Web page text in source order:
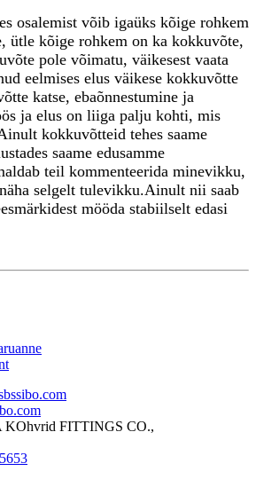
osalemist võib igaüks kõige rohkem
ütle kõige rohkem on ka kokkuvõte,
pole võimatu, väikesest vaata
eelmises elus väikese kokkuvõtte
katse, ebaõnnestumine ja
ja elus on liiga palju kohti, mis
kokkuvõtteid tehes saame
saame edusamme
teil kommenteerida minevikku,
selgelt tulevikku.Ainult nii saab
mööda stabiilselt edasi
KOhvrid FITTINGS CO.,